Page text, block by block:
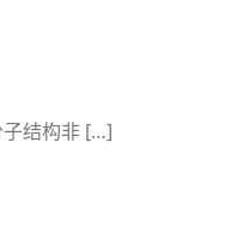
子结构非 […]